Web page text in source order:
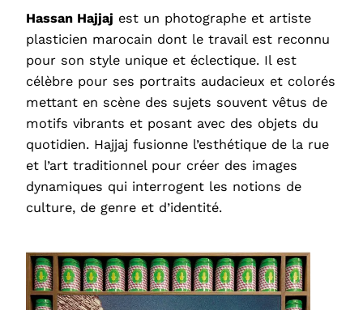
Hassan Hajjaj est un photographe et artiste
plasticien marocain dont le travail est reconnu
pour son style unique et éclectique. Il est
célèbre pour ses portraits audacieux et colorés
mettant en scène des sujets souvent vêtus de
motifs vibrants et posant avec des objets du
quotidien. Hajjaj fusionne l’esthétique de la rue
et l’art traditionnel pour créer des images
dynamiques qui interrogent les notions de
culture, de genre et d’identité.